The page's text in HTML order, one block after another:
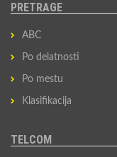
PRETRAGE
ABC
Po delatnosti
Po mestu
Klasifikacija
TELCOM